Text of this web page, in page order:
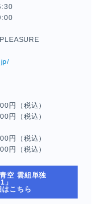
円（税込）
円（税込）
円（税込）
円（税込）
空 雲組単独
」
こちら